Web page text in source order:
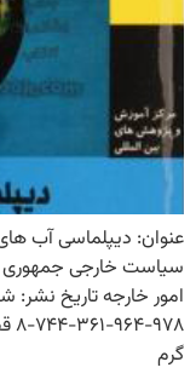
عنوان: دیپلماسی آب
سیاست خارجی جمهوری
گرم